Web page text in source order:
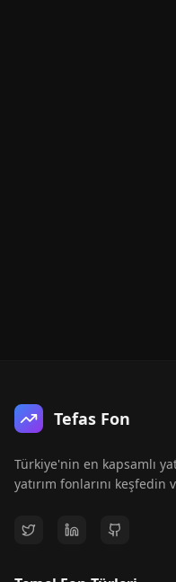
Tefas Fon
Türkiye'nin en kapsamlı
yatırım fonlarını